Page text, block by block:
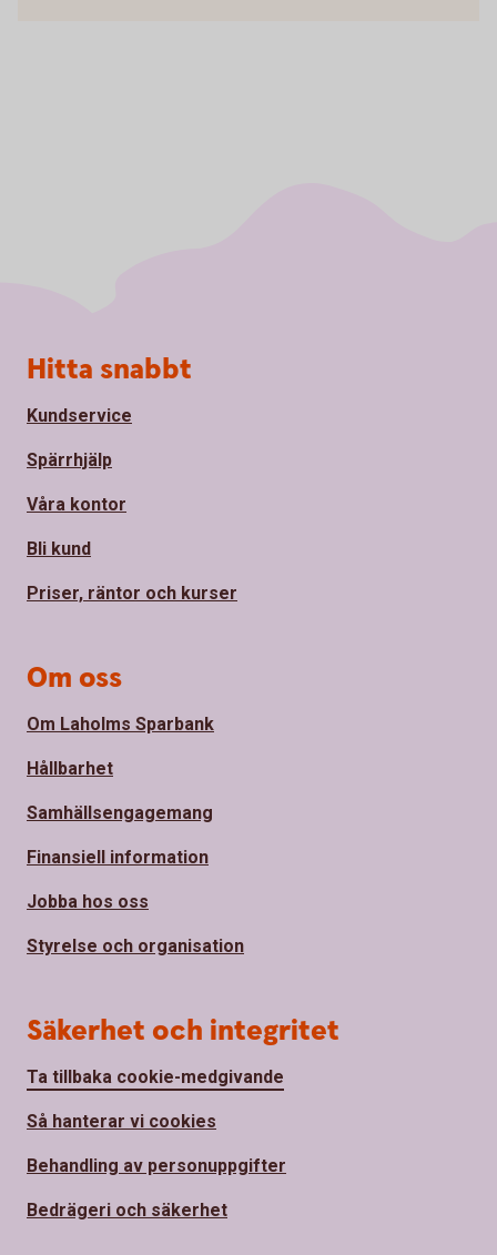
Sidfot
Hitta snabbt
Kundservice
Spärrhjälp
Våra kontor
Bli kund
Priser, räntor och kurser
Om oss
Om Laholms Sparbank
Hållbarhet
Samhällsengagemang
Finansiell information
Jobba hos oss
Styrelse och organisation
Säkerhet och integritet
Ta tillbaka cookie-medgivande
Så hanterar vi cookies
Behandling av personuppgifter
Bedrägeri och säkerhet